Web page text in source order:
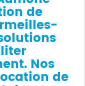
de
Nos
de